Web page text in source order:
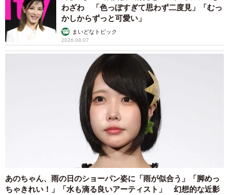
わざわ 「色っぽすぎて思わず二度見」「むっ
かしからずっと可愛い」
まいどなトピック
2026.08.07
あのちゃん、雨の日のショーパン姿に「雨が似合う」「脚めっ
ちゃきれい！」「水も滴る良いアーティスト」 幻想的な近影